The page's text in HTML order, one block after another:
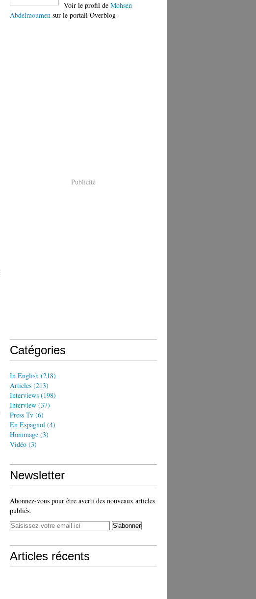
Voir le profil de Mohsen
Abdelmoumen sur le portail Overblog
Publicité
Catégories
In English (218)
Articles (213)
Interviews (198)
Interview (37)
Press Tv (6)
En Espagnol (4)
Hommage (3)
Vidéo (3)
Newsletter
Abonnez-vous pour être averti des nouveaux articles
publiés.
Articles récents